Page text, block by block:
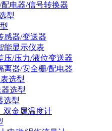
电器/信号转换器
型
感器/变送器
能显示仪表
压/压力/液位变送器
离器/安全栅/配电器
选型
选型
选型
双金属温度计